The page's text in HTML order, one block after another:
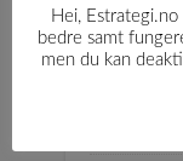
Hei,
bedre samt
men du kan